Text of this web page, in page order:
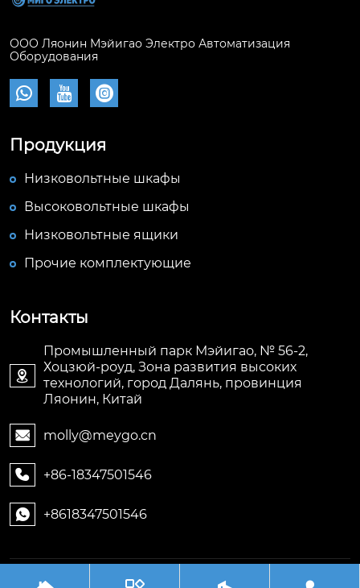
ООО Ляонин Мэйигао Электро Автоматизация
Оборудования
  
Продукция
Низковольтные шкафы
Высоковольтные шкафы
Низковольтные ящики
Прочие комплектующие
Контакты

Промышленный парк Мэйигао, № 56-2,
Хоцзюй-роуд, Зона развития высоких
технологий, город Далянь, провинция
Ляонин, Китай
 molly@meygo.cn
 +86-18347501546
 +8618347501546
Авторское право©ООО Ляонин Мэйигао Электро